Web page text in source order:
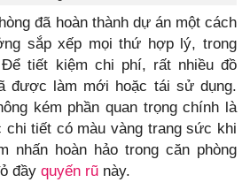
đã hoàn thành dự án một cách
sắp xếp mọi thứ hợp lý, trong
tiết kiệm chi phí, rất nhiều đồ
được làm mới hoặc tái sử dụng.
kém phần quan trọng chính là
chi tiết có màu vàng trang sức khi
nhấn hoàn hảo trong căn phòng
đầy quyến rũ này.